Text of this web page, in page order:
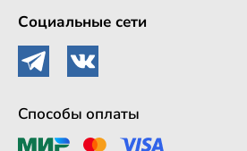
Социальные сети
Способы оплаты